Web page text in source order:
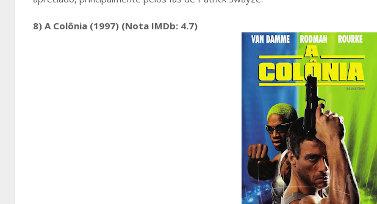
8) A Colônia (1997) (Nota IMDb: 4.7)